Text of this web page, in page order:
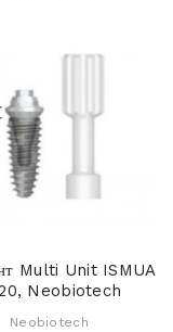
Multi Unit ISMUA
Neobiotech
Neobiotech